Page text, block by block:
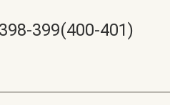
399(400-401)